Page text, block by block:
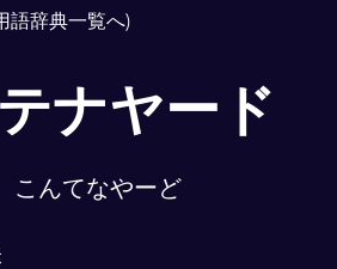
語辞典一覧へ)
ナヤード
こんてなやーど